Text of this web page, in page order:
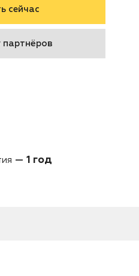
сейчас
партнёров
1 год